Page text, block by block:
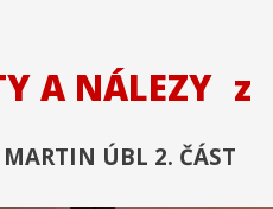
A NÁLEZY z
ÚBL 2. ČÁST